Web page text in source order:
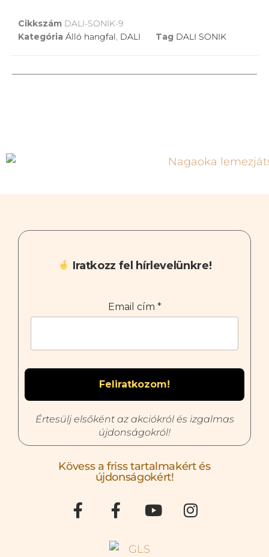
Cikkszám DALI-SONIK-9
Kategória Álló hangfal, DALI Tag DALI SONIK
Iratkozz fel hírlevelünkre!
Email cím *
Értesülj elsőként az akciókról és izgalmas
újdonságokról!
Kövess a friss tartalmakért és
újdonságokért!